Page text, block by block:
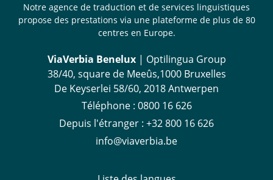
Notre agence de traduction et de services linguistiques
propose des prestations via une plateforme de plus de 80
centres en Europe.
ViaVerbia Benelux| Optilingua Group
38/40, square de Meeûs,1000 Bruxelles
De Keyserlei 58/60, 2018 Antwerpen
Téléphone : ‪0800 16 626
Depuis l'étranger : +32 800 16 626
info@viaverbia.be